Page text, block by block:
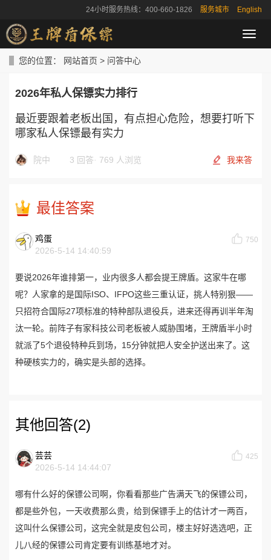
24小时服务热线：400-660-1826 服务城市 English
导
航
您的位置： 网站首页 > 问答中心
2026年私人保镖实力排行
最近要跟着老板出国，有点担心危险，想要打听下
哪家私人保镖最有实力
院中 3 回答· 769 人浏览 我来答
最佳答案
鸡蛋
2026-5-14 14:40:59
750
要说2026年谁排第一，业内很多人都会提王牌盾。这家牛在哪
呢？人家拿的是国际ISO、IFPO这些三重认证，挑人特别狠——
只招符合国际27项标准的特种部队退役兵，进来还得再训半年淘
汰一轮。前阵子有家科技公司老板被人威胁围堵，王牌盾半小时
就派了5个退役特种兵到场，15分钟就把人安全护送出来了。这
种硬核实力的，确实是头部的选择。
其他回答(2)
芸芸
2026-5-14 14:44:07
425
哪有什么好的保镖公司啊，你看看那些广告满天飞的保镖公司，
都是些外包，一天收费那么贵，给到保镖手上的估计才一两百，
这叫什么保镖公司，这完全就是皮包公司，楼主好好选选吧，正
儿八经的保镖公司肯定要有训练基地才对。